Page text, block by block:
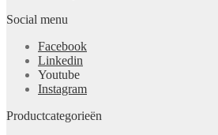
Social menu
Facebook
Linkedin
Youtube
Instagram
Productcategorieën